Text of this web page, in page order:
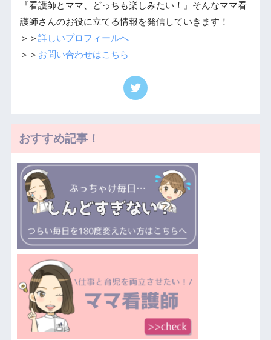
『看護師とママ、どっちも楽しみたい！』そんなママ看
護師さんのお役に立てる情報を発信していきます！
＞＞ 詳しいプロフィールへ
＞＞ お問い合わせはこちら
おすすめ記事！